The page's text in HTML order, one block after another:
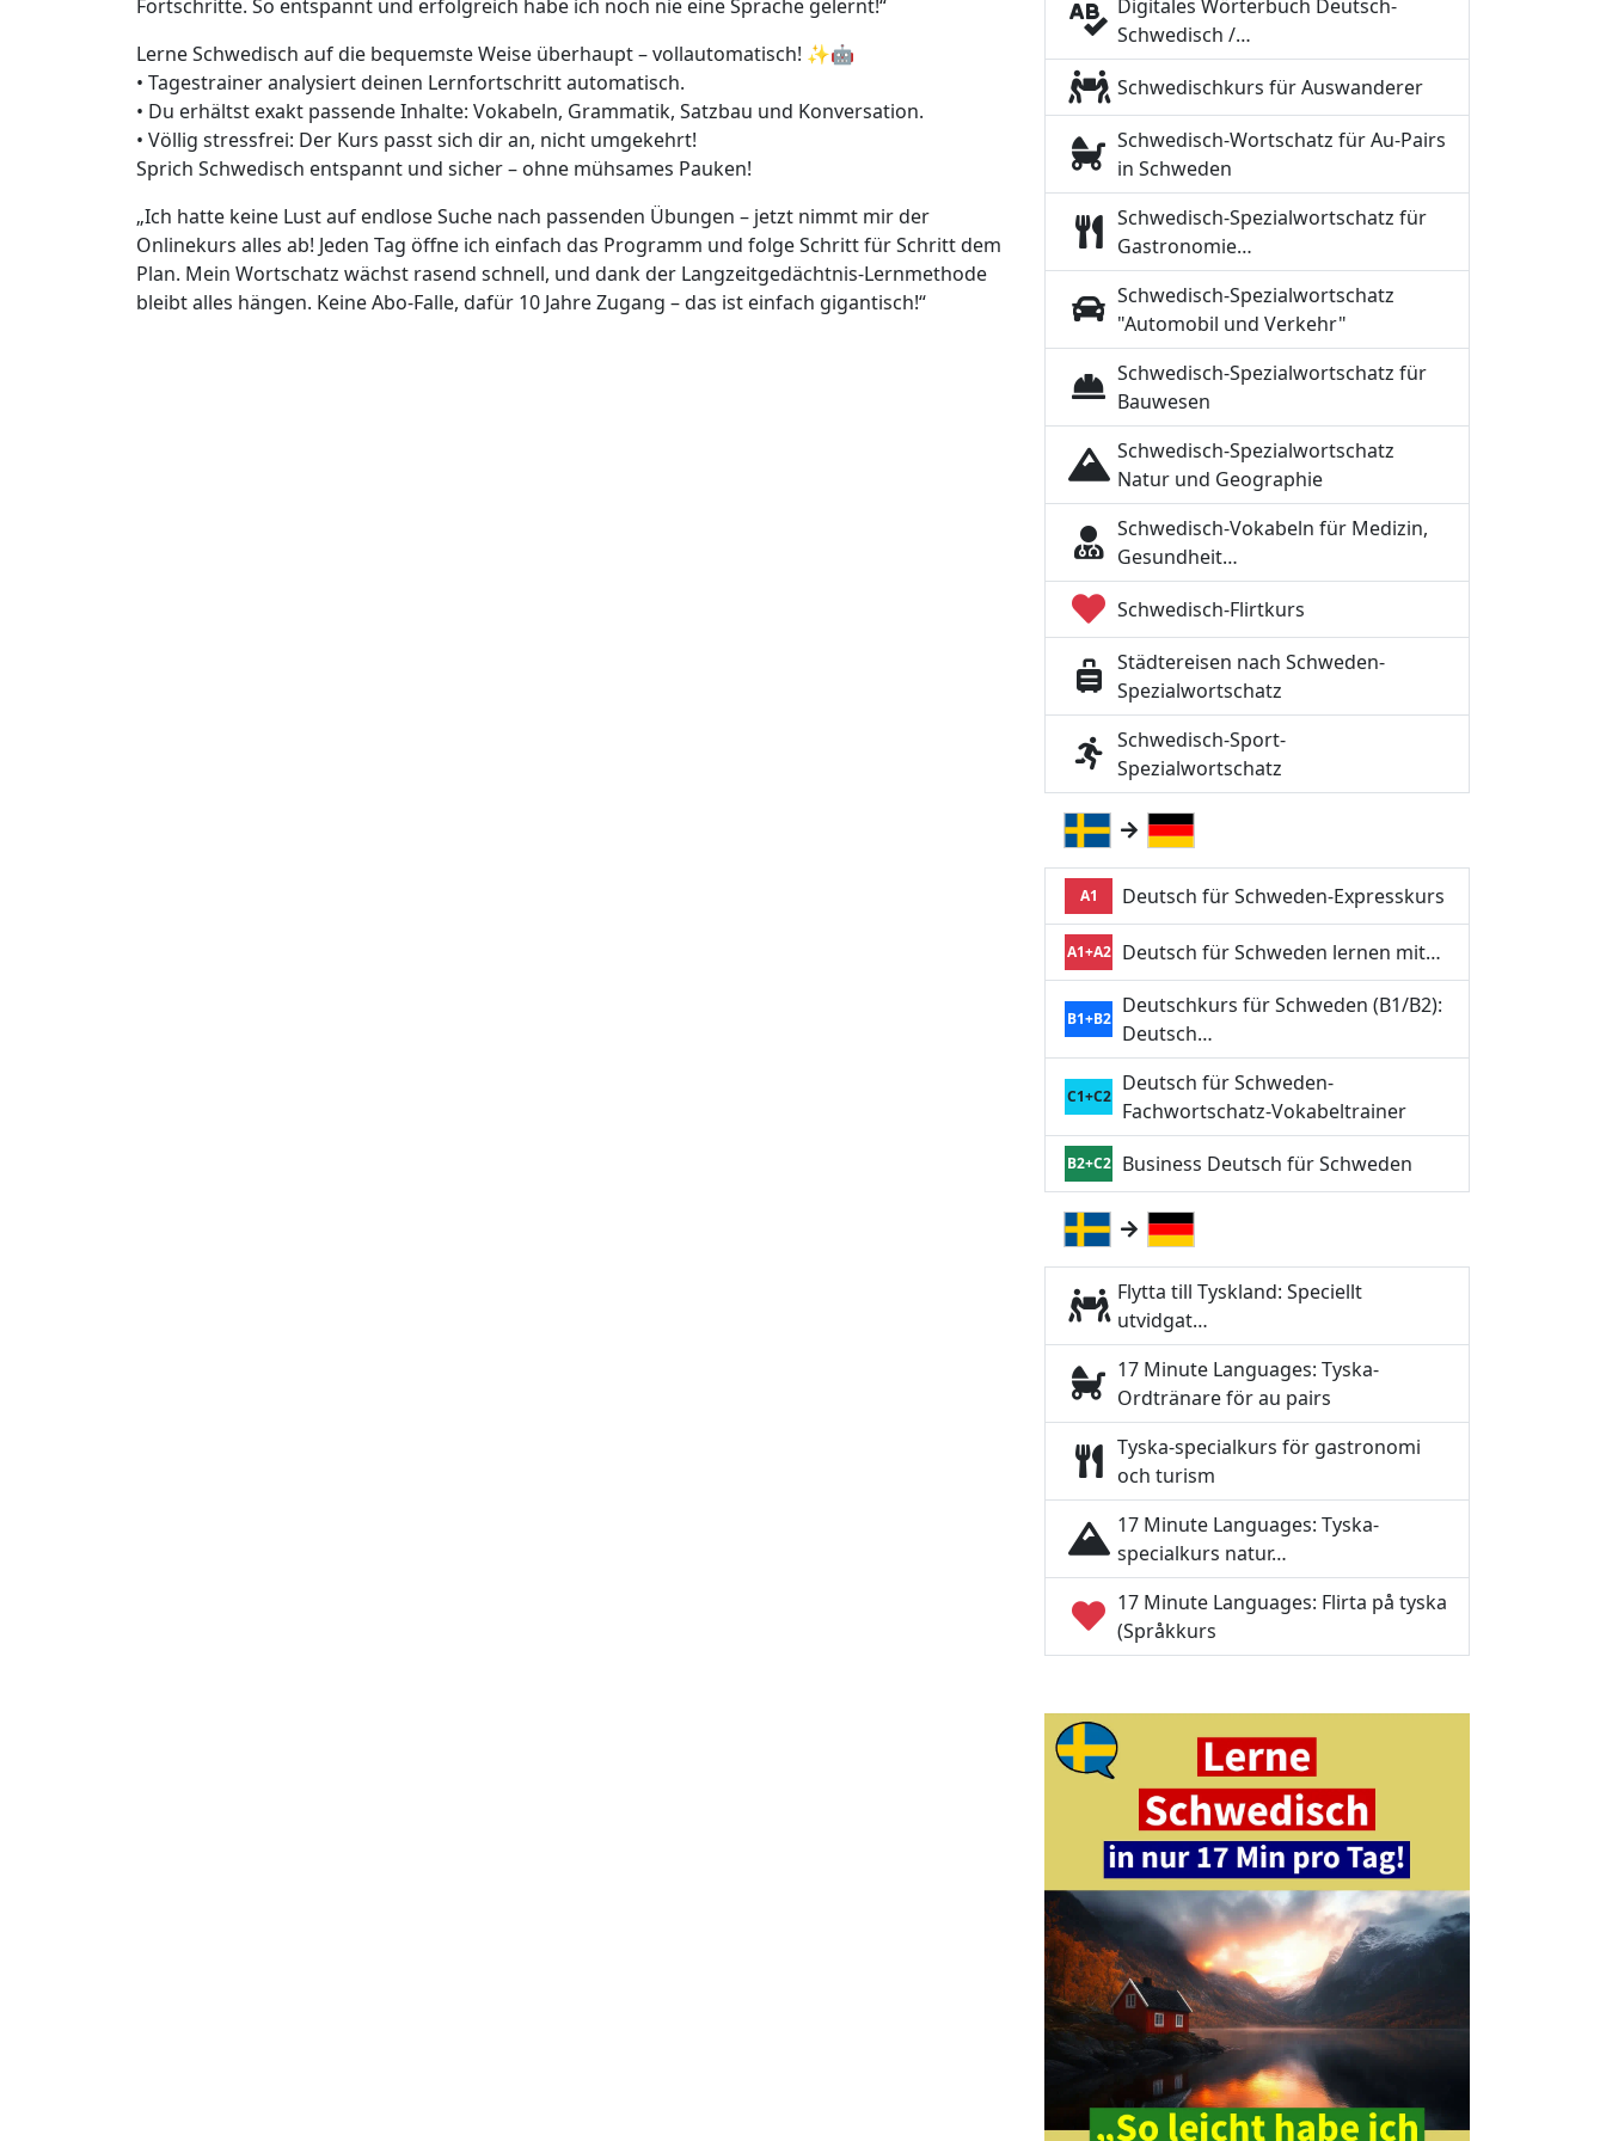
Fortschritte. So entspannt und erfolgreich habe ich noch nie eine Sprache gelernt!“
Lerne Schwedisch auf die bequemste Weise überhaupt – vollautomatisch! ✨🤖
• Tagestrainer analysiert deinen Lernfortschritt automatisch.
• Du erhältst exakt passende Inhalte: Vokabeln, Grammatik, Satzbau und Konversation.
• Völlig stressfrei: Der Kurs passt sich dir an, nicht umgekehrt!
Sprich Schwedisch entspannt und sicher – ohne mühsames Pauken!
„Ich hatte keine Lust auf endlose Suche nach passenden Übungen – jetzt nimmt mir der
Onlinekurs alles ab! Jeden Tag öffne ich einfach das Programm und folge Schritt für Schritt dem
Plan. Mein Wortschatz wächst rasend schnell, und dank der Langzeitgedächtnis-Lernmethode
bleibt alles hängen. Keine Abo-Falle, dafür 10 Jahre Zugang – das ist einfach gigantisch!“
Digitales Wörterbuch Deutsch-
Schwedisch /…
Schwedischkurs für Auswanderer
Schwedisch-Wortschatz für Au-Pairs
in Schweden
Schwedisch-Spezialwortschatz für
Gastronomie…
Schwedisch-Spezialwortschatz
"Automobil und Verkehr"
Schwedisch-Spezialwortschatz für
Bauwesen
Schwedisch-Spezialwortschatz
Natur und Geographie
Schwedisch-Vokabeln für Medizin,
Gesundheit…
Schwedisch-Flirtkurs
Städtereisen nach Schweden-
Spezialwortschatz
Schwedisch-Sport-
Spezialwortschatz
A1 Deutsch für Schweden-Expresskurs
A1+A2 Deutsch für Schweden lernen mit…
B1+B2
Deutschkurs für Schweden (B1/B2):
Deutsch…
C1+C2
Deutsch für Schweden-
Fachwortschatz-Vokabeltrainer
B2+C2 Business Deutsch für Schweden
Flytta till Tyskland: Speciellt
utvidgat…
17 Minute Languages: Tyska-
Ordtränare för au pairs
Tyska-specialkurs för gastronomi
och turism
17 Minute Languages: Tyska-
specialkurs natur…
17 Minute Languages: Flirta på tyska
(Språkkurs